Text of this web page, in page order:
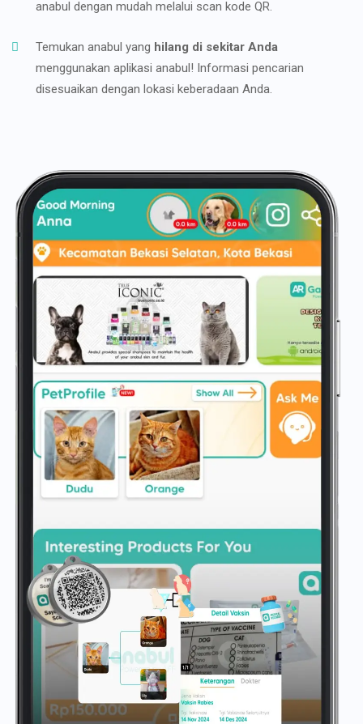
anabul dengan mudah melalui scan kode QR.
Temukan anabul yang hilang di sekitar Anda
menggunakan aplikasi anabul! Informasi pencarian
disesuaikan dengan lokasi keberadaan Anda.